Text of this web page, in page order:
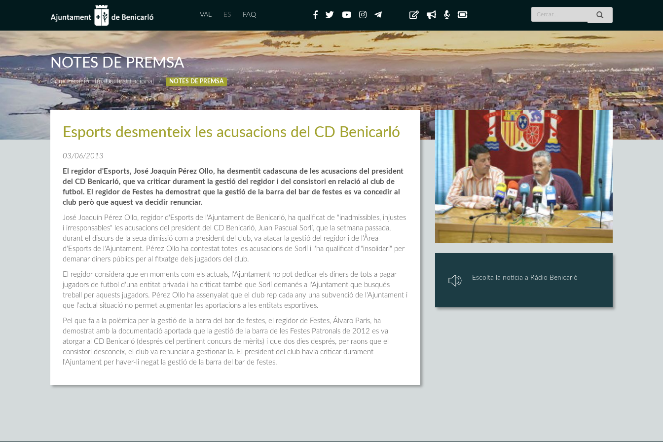
VAL ES FAQ
NOTES DE PREMSA
Comunicació i Imatge Institucional NOTES DE PREMSA
Esports desmenteix les acusacions del CD Benicarló
03/06/2013
El regidor d'Esports, José Joaquín Pérez Ollo, ha desmentit cadascuna de les acusacions del president
del CD Benicarló, que va criticar durament la gestió del regidor i del consistori en relació al club de
futbol. El regidor de Festes ha demostrat que la gestió de la barra del bar de festes es va concedir al
club però que aquest va decidir renunciar.
José Joaquín Pérez Ollo, regidor d'Esports de l'Ajuntament de Benicarló, ha qualificat de "inadmissibles, injustes
i irresponsables" les acusacions del president del CD Benicarló, Juan Pascual Sorlí, que la setmana passada,
durant el discurs de la seua dimissió com a president del club, va atacar la gestió del regidor i de l'Àrea
d'Esports de l'Ajuntament. Pérez Ollo ha contestat totes les acusacions de Sorlí i l'ha qualificat d'"insolidari" per
demanar diners públics per al fitxatge dels jugadors del club.
El regidor considera que en moments com els actuals, l'Ajuntament no pot dedicar els diners de tots a pagar
jugadors de futbol d'una entitat privada i ha criticat també que Sorlí demanés a l'Ajuntament que busqués
treball per aquests jugadors. Pérez Ollo ha assenyalat que el club rep cada any una subvenció de l'Ajuntament i
que l'actual situació no permet augmentar les aportacions a les entitats esportives.
Pel que fa a la polèmica per la gestió de la barra del bar de festes, el regidor de Festes, Álvaro París, ha
demostrat amb la documentació aportada que la gestió de la barra de les Festes Patronals de 2012 es va
atorgar al CD Benicarló (després del pertinent concurs de mèrits) i que dos dies després, per raons que el
consistori desconeix, el club va renunciar a gestionar-la. El president del club havia criticar durament
l'Ajuntament per haver-li negat la gestió de la barra del bar de festes.
Escolta la notícia a Ràdio Benicarló